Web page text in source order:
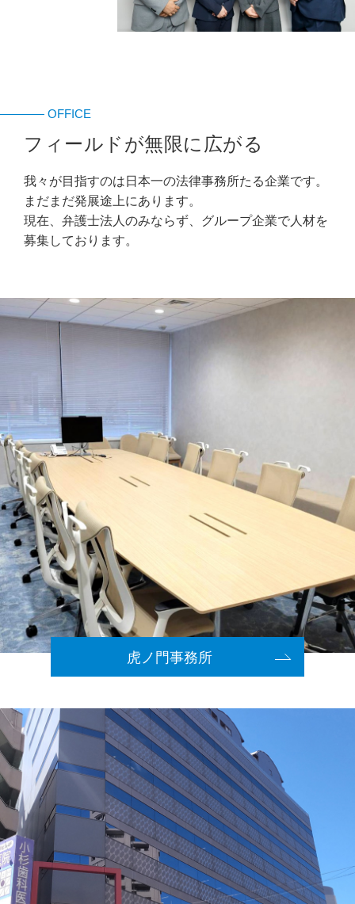
OFFICE
フィールドが無限に広がる
我々が目指すのは日本一の法律事務所たる企業です。
まだまだ発展途上にあります。
現在、弁護士法人のみならず、グループ企業で人材を
募集しております。
虎ノ門事務所